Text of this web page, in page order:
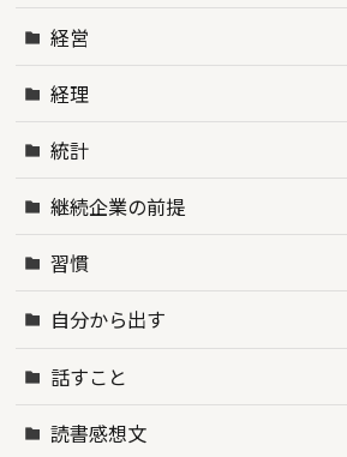
経営
経理
統計
継続企業の前提
習慣
自分から出す
話すこと
読書感想文